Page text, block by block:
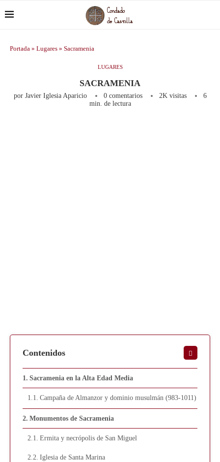
Portada » Lugares » Sacramenia
LUGARES
SACRAMENIA
por Javier Iglesia Aparicio 0 comentarios 2Kvisitas
6
min. de lectura
Contenidos
Sacramenia en la Alta Edad Media
Campaña de Almanzor y dominio musulmán (983-1011)
Monumentos de Sacramenia
Ermita y necrópolis de San Miguel
Iglesia de Santa Marina